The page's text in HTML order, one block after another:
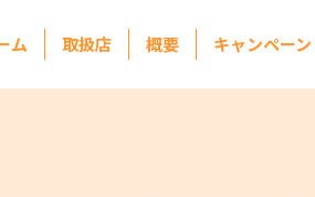
ム 取扱店 概要 キャンペーン